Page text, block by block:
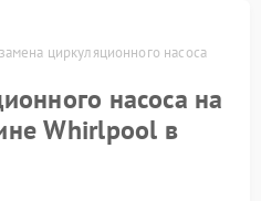
циркуляционного насоса
насоса на
Whirlpool в